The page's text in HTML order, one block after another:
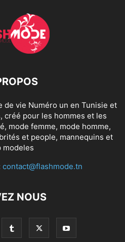
de vie Numéro un en Tunisie et
créé pour les hommes et les
mode femme, mode homme,
et people, mannequins et
modeles
contact@flashmode.tn
NOUS